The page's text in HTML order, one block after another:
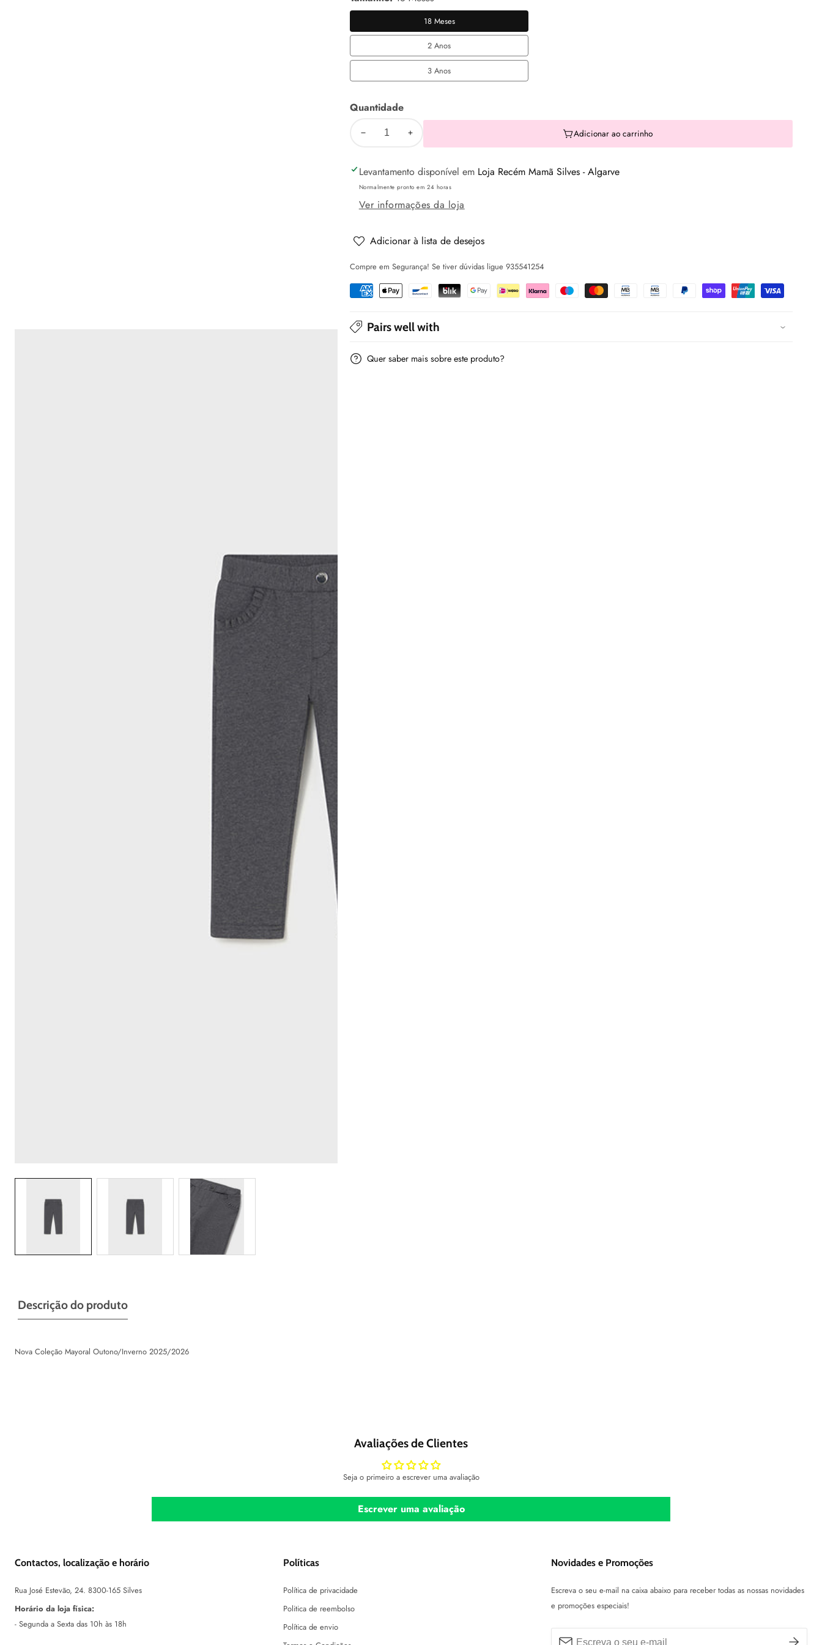
18 Meses
18
Meses
2 Anos
Anos
3 Anos
3
Quantidade
Diminuir
quantidade
de
Calça
básica
vig
-
Mayoral
quantidade
de
Calça
básica
vig
Mayoral
Adicionar ao carrinho
Levantamento disponível em Loja Recém Mamã Silves - Algarve
Normalmente pronto em 24 horas
Ver informações da loja
Adicionar à lista de desejos
Compre em Segurança! Se tiver dúvidas ligue 935541254
Pairs well with
Quer saber mais sobre este produto?
Descrição do produto
Nova Coleção Mayoral Outono/Inverno 2025/2026
Avaliações de Clientes
Seja o primeiro a escrever uma avaliação
Escrever uma avaliação
Contactos, localização e horário
Rua José Estevão, 24. 8300-165 Silves
Horário da loja física:
- Segunda a Sexta das 10h às 18h
Políticas
Política de privacidade
Politica de reembolso
Política de envio
Novidades e Promoções
Escreva o seu e-mail na caixa abaixo para receber todas as nossas novidades
e promoções especiais!